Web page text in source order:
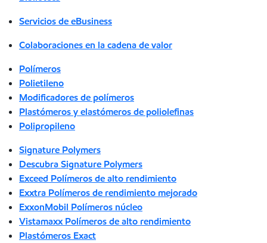
Servicios de eBusiness
Colaboraciones en la cadena de valor
Polímeros
Polietileno
Modificadores de polímeros
Plastómeros y elastómeros de poliolefinas
Polipropileno
Signature Polymers
Descubra Signature Polymers
Exceed Polímeros de alto rendimiento
Exxtra Polímeros de rendimiento mejorado
ExxonMobil Polímeros núcleo
Vistamaxx Polímeros de alto rendimiento
Plastómeros Exact